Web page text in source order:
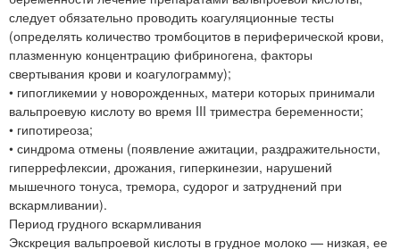
следует обязательно проводить коагуляционные тесты
(определять количество тромбоцитов в периферической крови,
плазменную концентрацию фибриногена, факторы
свертывания крови и коагулограмму);
• гипогликемии у новорожденных, матери которых принимали
вальпроевую кислоту во время III триместра беременности;
• гипотиреоза;
• синдрома отмены (появление ажитации, раздражительности,
гиперрефлексии, дрожания, гиперкинезии, нарушений
мышечного тонуса, тремора, судорог и затруднений при
вскармливании).
Период грудного вскармливания
Экскреция вальпроевой кислоты в грудное молоко — низкая, ее